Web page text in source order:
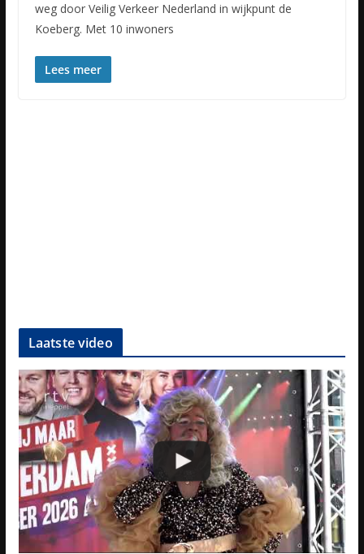
weg door Veilig Verkeer Nederland in wijkpunt de
Koeberg. Met 10 inwoners
Lees meer
Laatste video